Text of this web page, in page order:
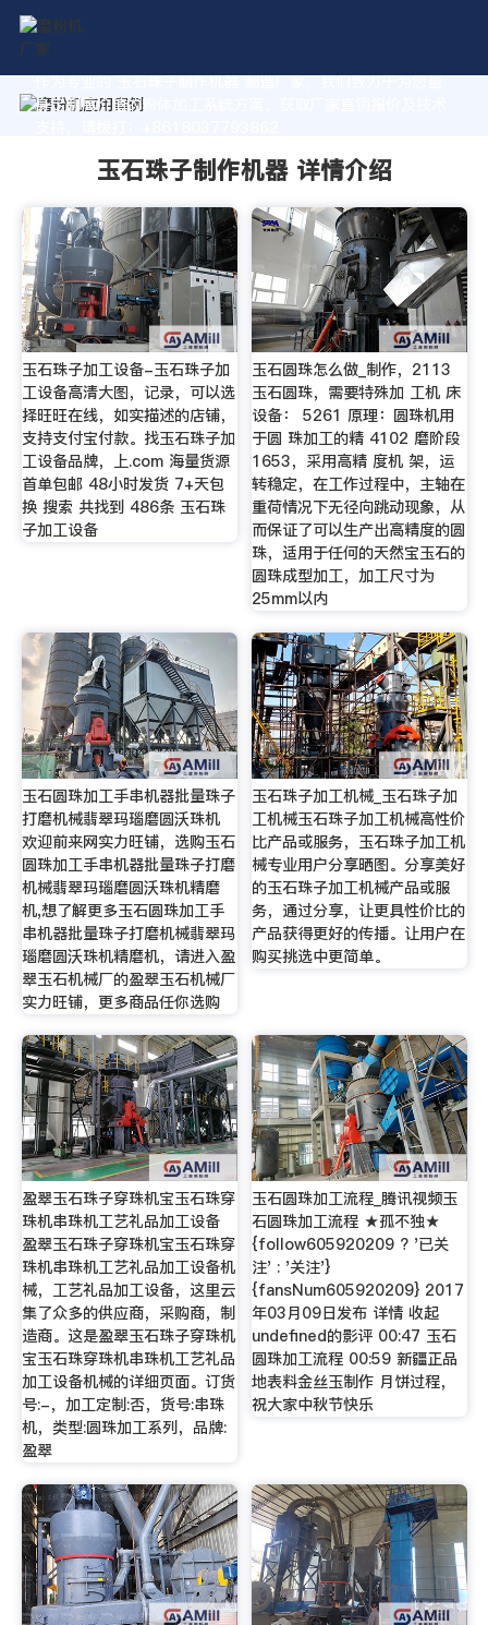
作为专业的 玉石珠子制作机器 制造厂家，我们致力于为您量
身定制高价值的粉体加工系统方案。获取厂家直销报价及技术
玉石珠子制作机器 详情介绍
玉石珠子加工设备-玉石珠子加
工设备高清大图，记录，可以选
择旺旺在线，如实描述的店铺，
支持支付宝付款。找玉石珠子加
工设备品牌，上.com 海量货源
首单包邮 48小时发货 7+天包
换 搜索 共找到 486条 玉石珠
子加工设备
玉石圆珠怎么做_制作，2113
玉石圆珠，需要特殊加 工机 床
设备： 5261 原理：圆珠机用
于圆 珠加工的精 4102 磨阶段
1653，采用高精 度机 架，运
转稳定，在工作过程中，主轴在
重荷情况下无径向跳动现象，从
而保证了可以生产出高精度的圆
珠，适用于任何的天然宝玉石的
圆珠成型加工，加工尺寸为
25mm以内
玉石圆珠加工手串机器批量珠子
打磨机械翡翠玛瑙磨圆沃珠机
欢迎前来网实力旺铺，选购玉石
圆珠加工手串机器批量珠子打磨
机械翡翠玛瑙磨圆沃珠机精磨
机,想了解更多玉石圆珠加工手
串机器批量珠子打磨机械翡翠玛
瑙磨圆沃珠机精磨机，请进入盈
翠玉石机械厂的盈翠玉石机械厂
实力旺铺，更多商品任你选购
玉石珠子加工机械_玉石珠子加
工机械玉石珠子加工机械高性价
比产品或服务，玉石珠子加工机
械专业用户分享晒图。分享美好
的玉石珠子加工机械产品或服
务，通过分享，让更具性价比的
产品获得更好的传播。让用户在
购买挑选中更简单。
盈翠玉石珠子穿珠机宝玉石珠穿
珠机串珠机工艺礼品加工设备
盈翠玉石珠子穿珠机宝玉石珠穿
珠机串珠机工艺礼品加工设备机
械，工艺礼品加工设备，这里云
集了众多的供应商，采购商，制
造商。这是盈翠玉石珠子穿珠机
宝玉石珠穿珠机串珠机工艺礼品
加工设备机械的详细页面。订货
号:-，加工定制:否，货号:串珠
机，类型:圆珠加工系列，品牌:
盈翠
玉石圆珠加工流程_腾讯视频玉
石圆珠加工流程 ★孤不独★
{follow605920209 ? '已关
注' : '关注'}
{fansNum605920209} 2017
年03月09日发布 详情 收起
undefined的影评 00:47 玉石
圆珠加工流程 00:59 新疆正品
地表料金丝玉制作 月饼过程，
祝大家中秋节快乐